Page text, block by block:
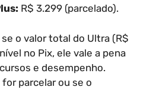
R$ 3.299 (parcelado).
o valor total do Ultra (R$
no Pix, ele vale a pena
e desempenho.
parcelar ou se o